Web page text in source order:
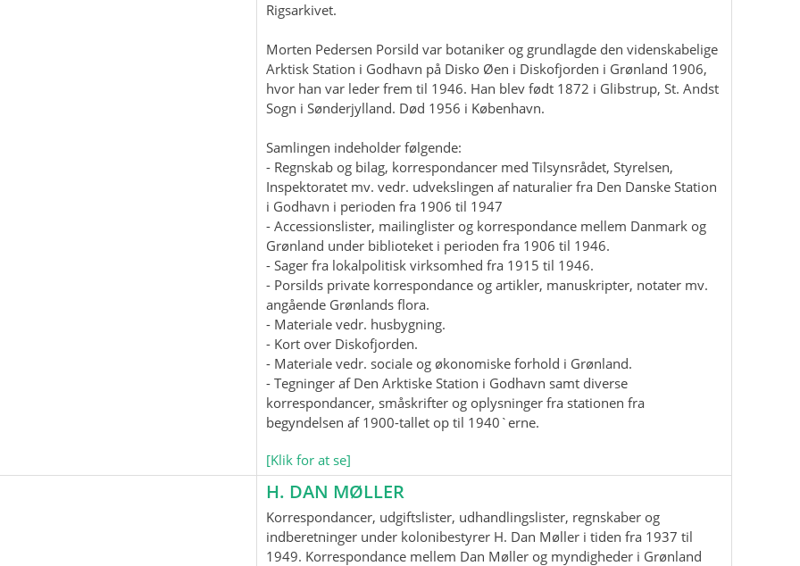
Rigsarkivet.
Morten Pedersen Porsild var botaniker og grundlagde den videnskabelige
Arktisk Station i Godhavn på Disko Øen i Diskofjorden i Grønland 1906,
hvor han var leder frem til 1946. Han blev født 1872 i Glibstrup, St. Andst
Sogn i Sønderjylland. Død 1956 i København.
Samlingen indeholder følgende:
- Regnskab og bilag, korrespondancer med Tilsynsrådet, Styrelsen,
Inspektoratet mv. vedr. udvekslingen af naturalier fra Den Danske Station
i Godhavn i perioden fra 1906 til 1947
- Accessionslister, mailinglister og korrespondance mellem Danmark og
Grønland under biblioteket i perioden fra 1906 til 1946.
- Sager fra lokalpolitisk virksomhed fra 1915 til 1946.
- Porsilds private korrespondance og artikler, manuskripter, notater mv.
angående Grønlands flora.
- Materiale vedr. husbygning.
- Kort over Diskofjorden.
- Materiale vedr. sociale og økonomiske forhold i Grønland.
- Tegninger af Den Arktiske Station i Godhavn samt diverse
korrespondancer, småskrifter og oplysninger fra stationen fra
begyndelsen af 1900-tallet op til 1940`erne.
[Klik for at se]
H. DAN MØLLER
Korrespondancer, udgiftslister, udhandlingslister, regnskaber og
indberetninger under kolonibestyrer H. Dan Møller i tiden fra 1937 til
1949. Korrespondance mellem Dan Møller og myndigheder i Grønland